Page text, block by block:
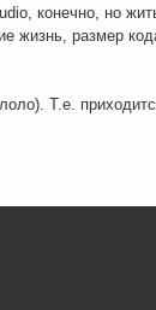
конечно, но
жизнь, размер
Т.е.